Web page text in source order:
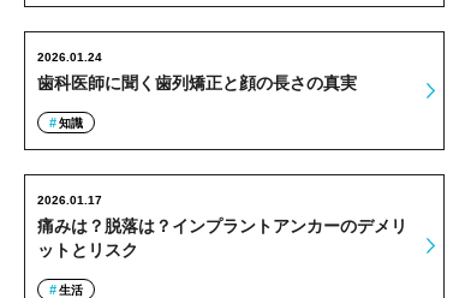
歯科医師に聞く歯列矯正と顔の長さの真実
2026.01.24
知識
痛みは？脱落は？インプラントアンカーのデメリ
ットとリスク
2026.01.17
生活